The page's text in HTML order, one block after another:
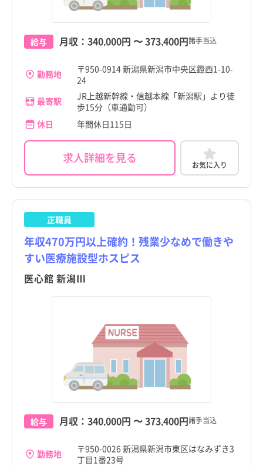
都道府県すべて
宮城県
福島県
給与 月収： 340,000円 〜373,400円諸手当込
勤務地
〒950-0914 新潟県新潟市中央区鐙西1-10-
24
最寄駅
JR上越新幹線・信越本線「新潟駅」より徒
歩15分（車通勤可）
休日
年間休日115日
求人詳細を見る お気に入り
正職員
年収470万円以上確約！残業少なめで働きや
すい医療施設型ホスピス
医心館 新潟Ⅲ
給与 月収： 340,000円 〜373,400円諸手当込
勤務地
〒950-0026 新潟県新潟市東区はなみずき3
丁目1番23号
都道府県すべて
宮城県
福島県